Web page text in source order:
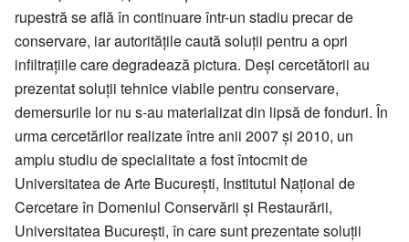
rupestră se află în continuare într-un stadiu precar de
conservare, iar autoritățile caută soluții pentru a opri
infiltraţiile care degradează pictura. Deşi cercetătorii au
prezentat soluţii tehnice viabile pentru conservare,
demersurile lor nu s-au materializat din lipsă de fonduri. În
urma cercetărilor realizate între anii 2007 și 2010, un
amplu studiu de specialitate a fost întocmit de
Universitatea de Arte Bucureşti, Institutul Naţional de
Cercetare în Domeniul Conservării şi Restaurării,
Universitatea Bucureşti, în care sunt prezentate soluţii